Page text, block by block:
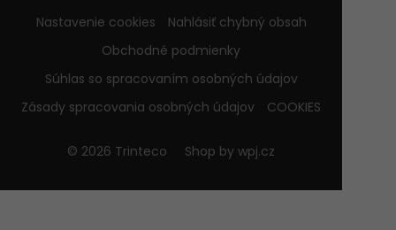
© 2026 Trinteco
Nastavenie cookies
Nahlásiť chybný obsah
Obchodné podmienky
Súhlas so spracovaním osobných údajov
Zásady spracovania osobných údajov
COOKIES
Shop by wpj.cz